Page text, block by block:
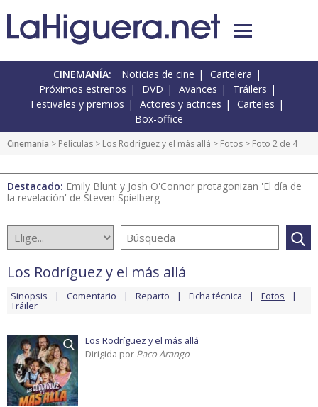
CINEMANÍA: Noticias de cine
Cartelera
Próximos estrenos
DVD Avances
Tráilers
Festivales y premios
Actores y actrices
Carteles
Box-office
Cinemanía > Películas > Los Rodríguez y el más allá > Fotos > Foto 2 de 4
Destacado: Emily Blunt y Josh O'Connor protagonizan 'El día de
la revelación' de Steven Spielberg
Los Rodríguez y el más allá
Sinopsis Comentario Reparto Ficha técnica Fotos
Tráiler
Los Rodríguez y el más allá
Dirigida por Paco Arango